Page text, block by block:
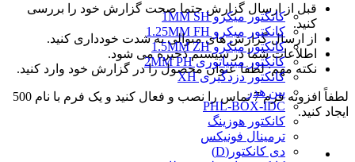
کانکتور میکرو 1MM SH
کانکتور میکرو 1.25MM FH
کانکتور میکرو 1.5MM ZH
کانکتور مینیاتوری 2MM PH
کانکتور دزدگیری XH
پین هدر
PHL-BOX-IDC
کانکتور هوزینگ
ترمینال فونیکس
دی کانکتور(D)
قبل از ارسال گزارش حتما صحت گزارش خود را بررسی
کنید.
از ارسال گزارش های متوالی به شدت خودداری کنید.
اطلاعات شما در سیستم ذخیره می شود.
نکته مهم: لطفا عنوان محصول را در گزارش خود وارد کنید.
لطفاً افزونه فرم 7 تماس را نصب و فعال کنید و یک فرم با نام 500
ایجاد کنید.